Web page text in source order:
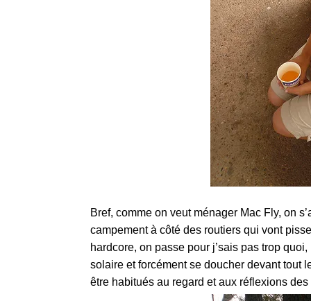
Bref, comme on veut ménager Mac Fly, on
campement à côté des routiers qui vont
hardcore, on passe pour j’sais pas trop
solaire et forcément se doucher devant tout
être habitués au regard et aux réflexions des